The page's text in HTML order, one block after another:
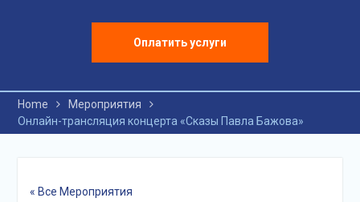
Оплатить услуги
Home
Мероприятия
Онлайн-трансляция концерта «Сказы Павла Бажова»
« Все Мероприятия